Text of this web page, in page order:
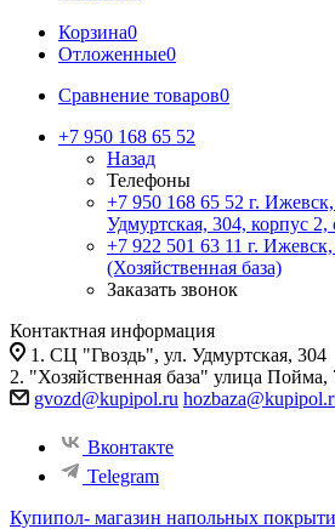
Корзина0
Отложенные0
Сравнение товаров0
+7 950 168 65 52
Назад
Телефоны
+7 950 168 65 52 г.
Удмуртская, 304, корпус 2,
+7 922 501 63 11 г.
(Хозяйственная база)
Заказать звонок
Контактная информация
1. СЦ "Гвоздь", ул. Удмуртская, 304
2. "Хозяйственная база" улица Пойма,
gvozd@kupipol.ru
Вконтакте
Telegram
Купипол- магазин напольных